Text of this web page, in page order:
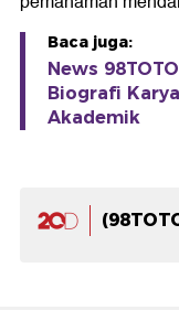
Baca juga:
News
Biografi
Akademik